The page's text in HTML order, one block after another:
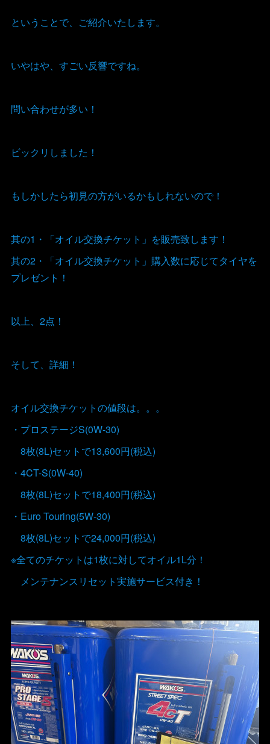
ということで、ご紹介いたします。
いやはや、すごい反響ですね。
問い合わせが多い！
ビックリしました！
もしかしたら初見の方がいるかもしれないので！
其の1・「オイル交換チケット」を販売致します！
其の2・「オイル交換チケット」購入数に応じてタイヤを
プレゼント！
以上、2点！
そして、詳細！
オイル交換チケットの値段は。。。
・プロステージS(0W-30)
8枚(8L)セットで13,600円(税込)
・4CT-S(0W-40)
8枚(8L)セットで18,400円(税込)
・Euro Touring(5W-30)
8枚(8L)セットで24,000円(税込)
※全てのチケットは1枚に対してオイル1L分！
メンテナンスリセット実施サービス付き！